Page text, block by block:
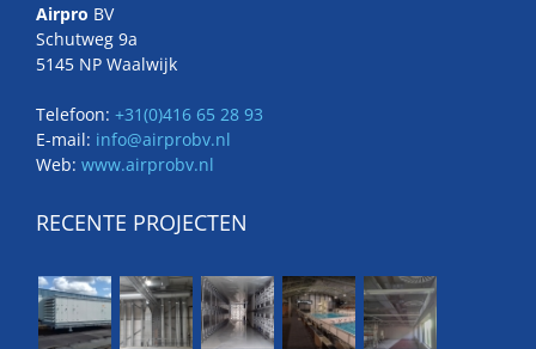
Airpro BV
Schutweg 9a
5145 NP Waalwijk
Telefoon: +31(0)416 65 28 93
E-mail: info@airprobv.nl
Web: www.airprobv.nl
RECENTE PROJECTEN